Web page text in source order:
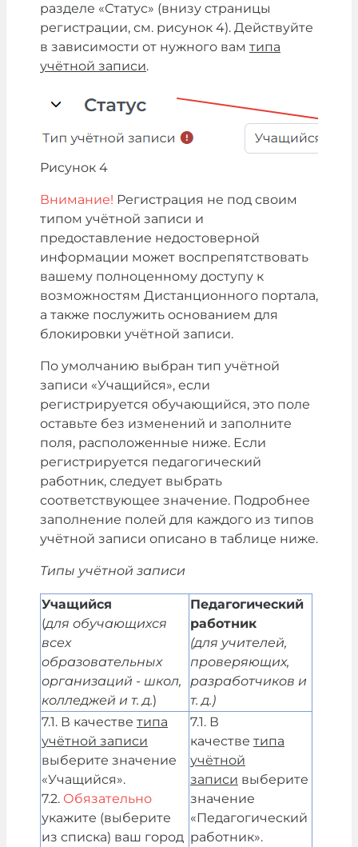
разделе «Статус» (внизу страницы
регистрации, см. рисунок 4). Действуйте
в зависимости от нужного вам типа
учётной записи.
Рисунок 4
Внимание! Регистрация не под своим
типом учётной записи и
предоставление недостоверной
информации может воспрепятствовать
вашему полноценному доступу к
возможностям Дистанционного портала,
а также послужить основанием для
блокировки учётной записи.
По умолчанию выбран тип учётной
записи «Учащийся», если
регистрируется обучающийся, это поле
оставьте без изменений и заполните
поля, расположенные ниже. Если
регистрируется педагогический
работник, следует выбрать
соответствующее значение. Подробнее
заполнение полей для каждого из типов
учётной записи описано в таблице ниже.
Типы учётной записи
Учащийся
(для обучающихся
всех
образовательных
организаций - школ,
колледжей и т. д.)
Педагогический
работник
(для учителей,
проверяющих,
разработчиков и
т. д.)
7.1. В качестве типа
учётной записи
выберите значение
«Учащийся».
7.2. Обязательно
укажите (выберите
из списка) ваш город
7.1. В
качестве типа
учётной
записи выберите
значение
«Педагогический
работник».